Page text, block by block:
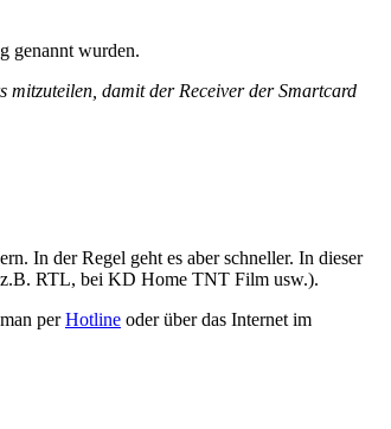
genannt wurden.
mitzuteilen, damit der Receiver der Smartcard
In der Regel geht es aber schneller. In dieser
z.B. RTL, bei KD Home TNT Film usw.).
perHotline oder über das Internet im